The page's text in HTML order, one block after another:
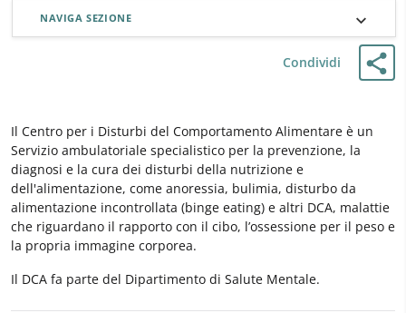
Il Centro per i Disturbi del Comportamento Alimentare è un
Servizio ambulatoriale specialistico per la prevenzione, la
diagnosi e la cura dei disturbi della nutrizione e
dell'alimentazione, come anoressia, bulimia, disturbo da
alimentazione incontrollata (binge eating) e altri DCA, malattie
che riguardano il rapporto con il cibo, l’ossessione per il peso e
la propria immagine corporea.
Il DCA fa parte del Dipartimento di Salute Mentale.
Condividi
NAVIGA SEZIONE